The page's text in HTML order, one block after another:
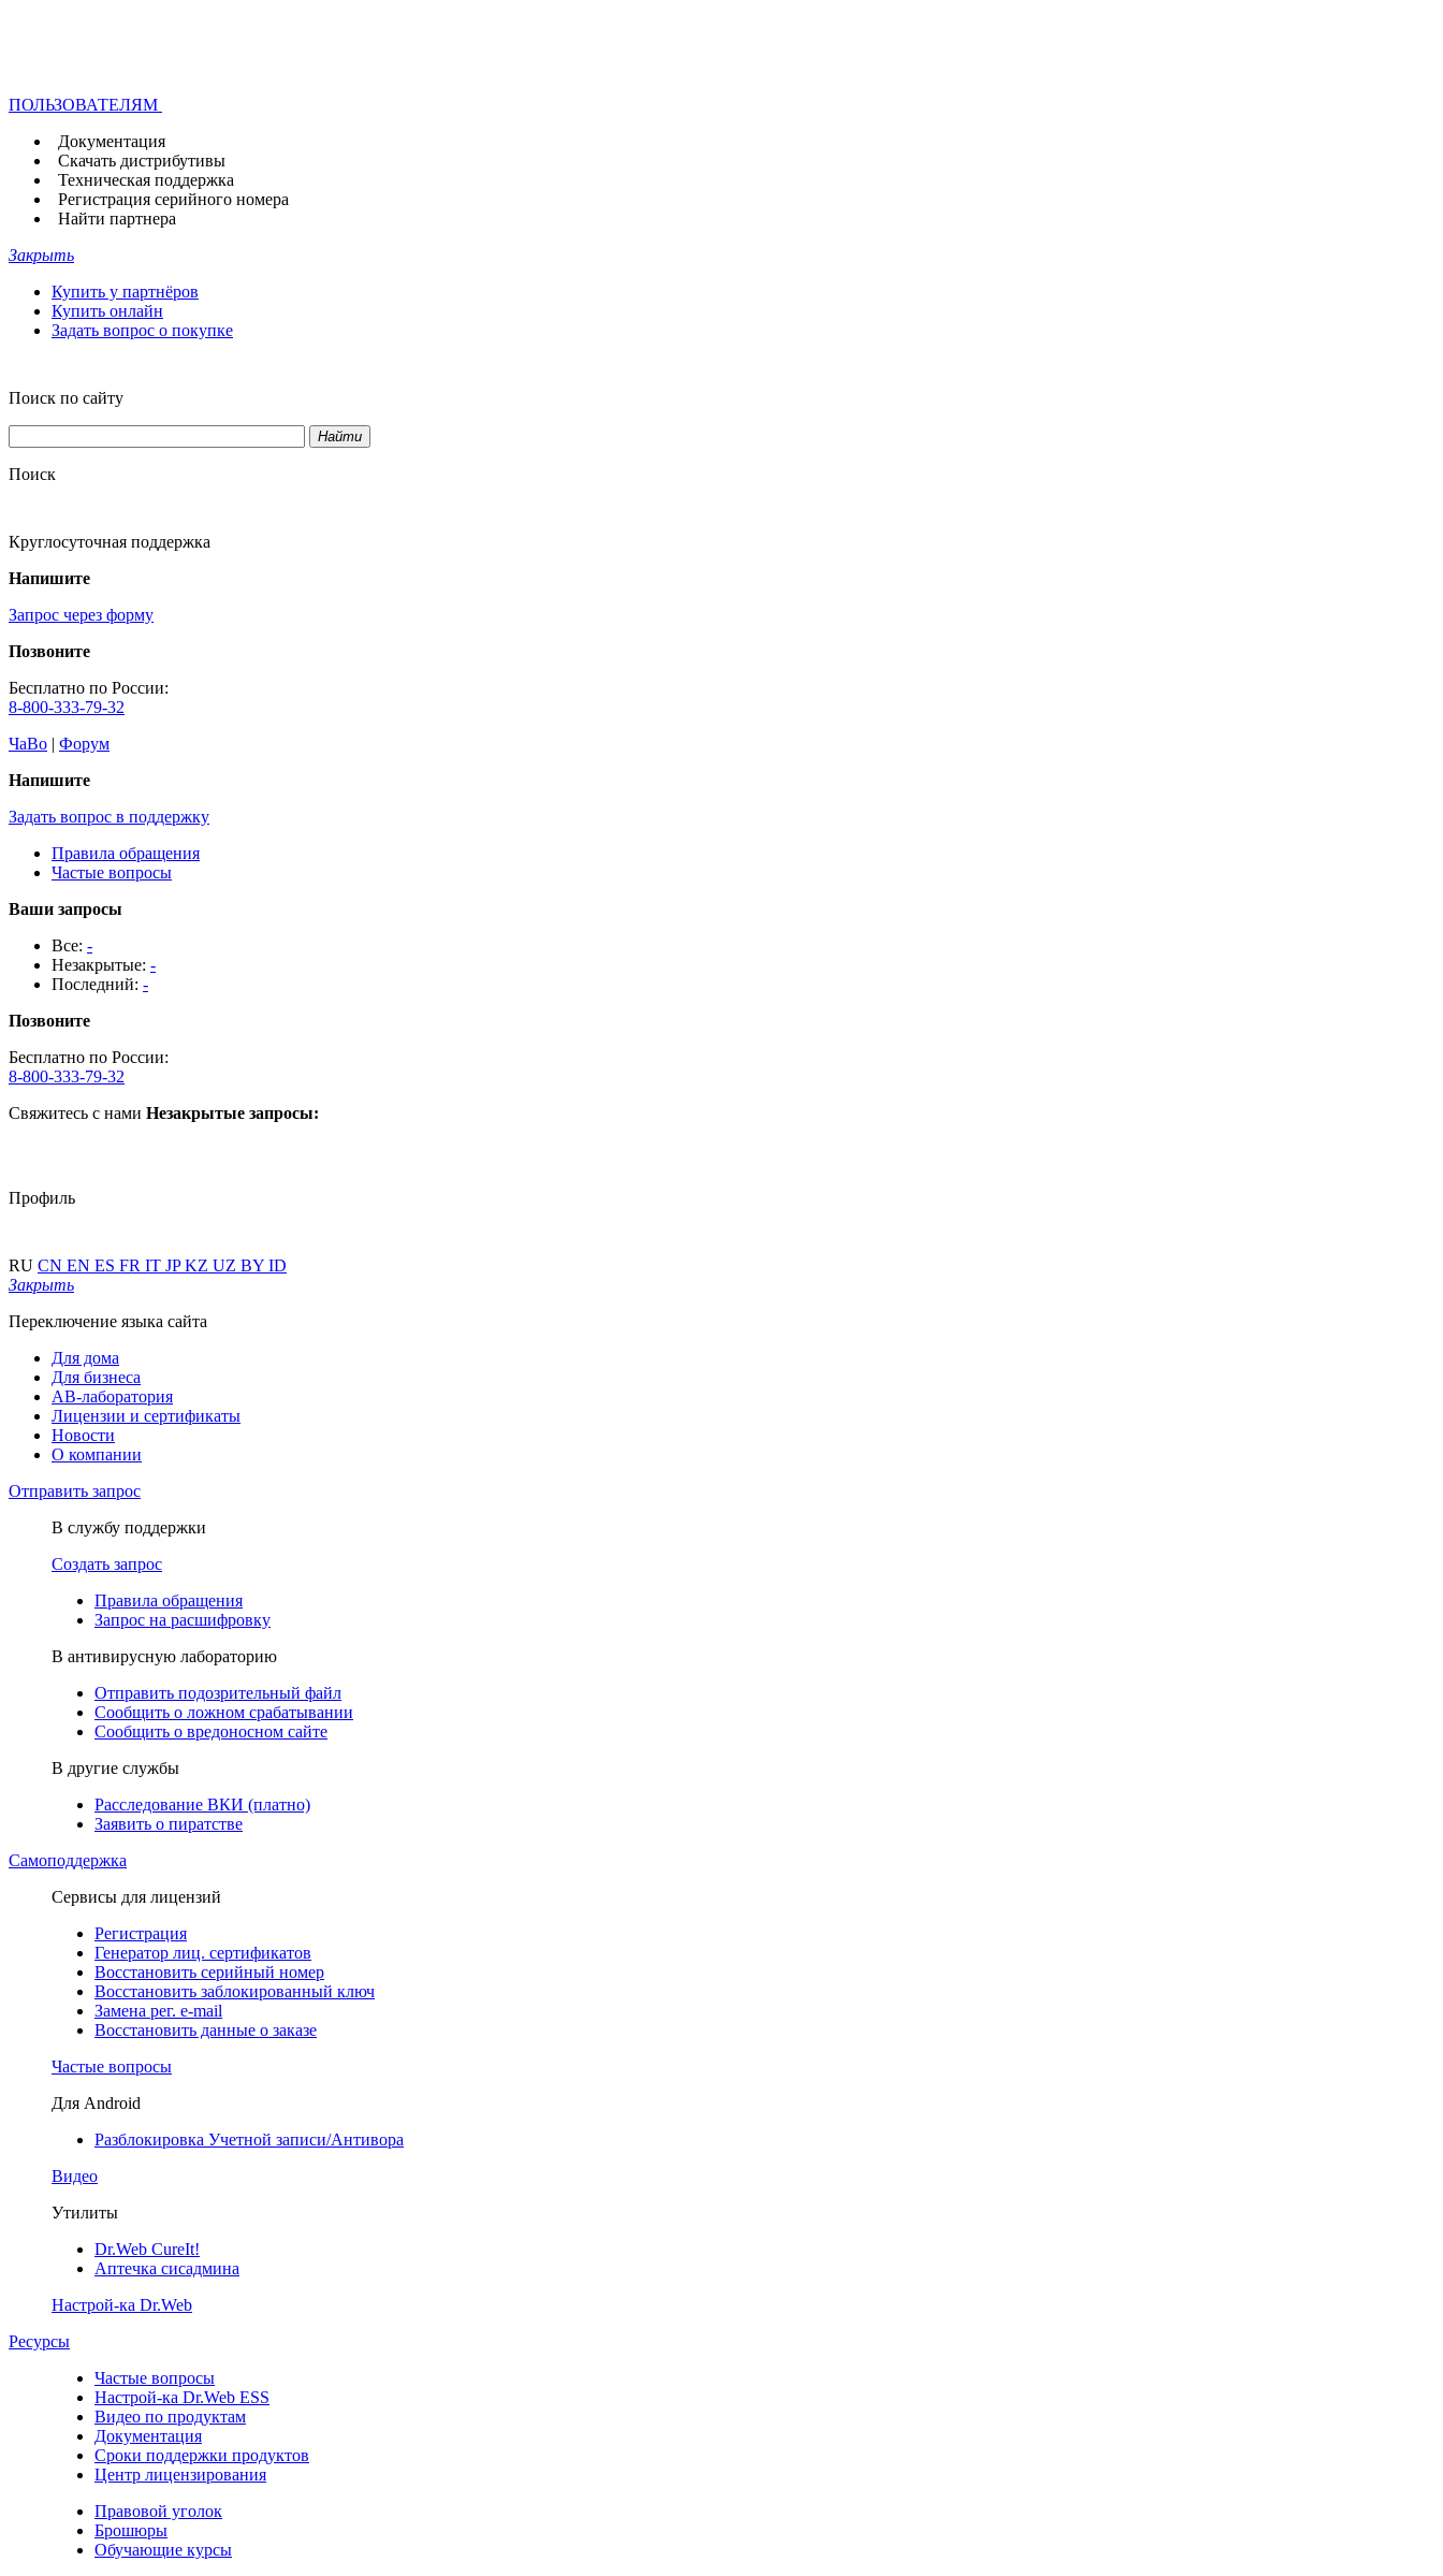
ПОЛЬЗОВАТЕЛЯМ
Документация
Скачать дистрибутивы
Техническая поддержка
Регистрация серийного номера
Найти партнера
Закрыть
Купить у партнёров
Купить онлайн
Задать вопрос о покупке
Поиск по сайту
Найти
Поиск
Круглосуточная поддержка
Напишите
Запрос через форму
Позвоните
Бесплатно по России:
8-800-333-79-32
ЧаВо | Форум
Напишите
Задать вопрос в поддержку
Правила обращения
Частые вопросы
Ваши запросы
Все: -
Незакрытые: -
Последний: -
Позвоните
Бесплатно по России:
8-800-333-79-32
Свяжитесь с нами Незакрытые запросы:
Профиль
RU CN EN ES FR IT JPKZ UZ BY ID
Закрыть
Переключение языка сайта
Для дома
Для бизнеса
АВ-лаборатория
Лицензии и сертификаты
Новости
О компании
Отправить запрос
В службу поддержки
Создать запрос
Правила обращения
Запрос на расшифровку
В антивирусную лабораторию
Отправить подозрительный файл
Сообщить о ложном срабатывании
Сообщить о вредоносном сайте
В другие службы
Расследование ВКИ (платно)
Заявить о пиратстве
Самоподдержка
Сервисы для лицензий
Регистрация
Генератор лиц. сертификатов
Восстановить серийный номер
Восстановить заблокированный ключ
Замена рег. e-mail
Восстановить данные о заказе
Частые вопросы
Для Android
Разблокировка Учетной записи/Антивора
Видео
Утилиты
Dr.Web CureIt!
Аптечка сисадмина
Настрой-ка Dr.Web
Ресурсы
Частые вопросы
Настрой-ка Dr.Web ESS
Видео по продуктам
Документация
Сроки поддержки продуктов
Центр лицензирования
Правовой уголок
Брошюры
Обучающие курсы